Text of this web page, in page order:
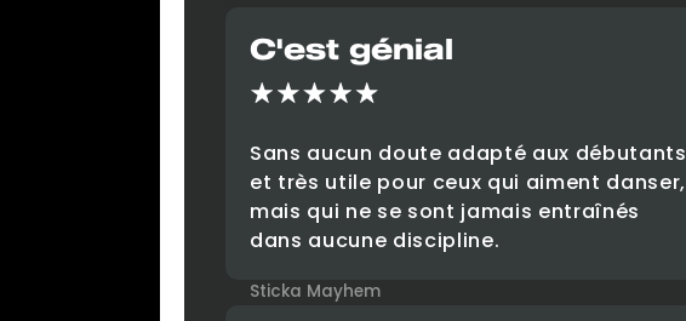
C'est génial
Sans aucun doute adapté aux débutants
et très utile pour ceux qui aiment danser,
mais qui ne se sont jamais entraînés
dans aucune discipline.
Sticka Mayhem